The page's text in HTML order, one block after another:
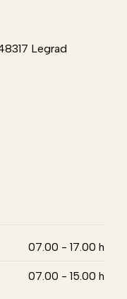
Legrad
07.00 - 17.00 h
07.00 - 15.00 h